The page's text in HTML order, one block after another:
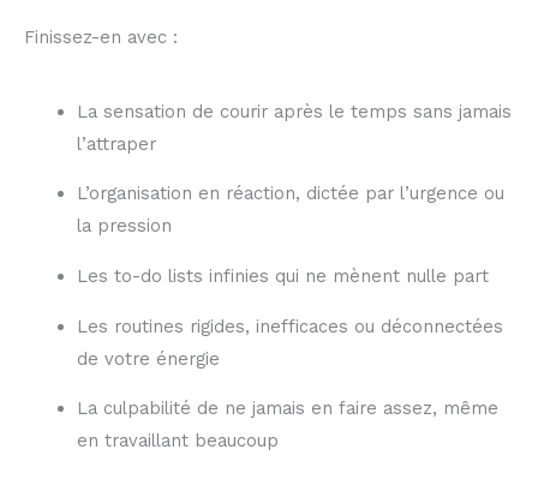
Finissez-en avec :
La sensation de courir après le temps sans jamais
l’attraper
L’organisation en réaction, dictée par l’urgence ou
la pression
Les to-do lists infinies qui ne mènent nulle part
Les routines rigides, inefficaces ou déconnectées
de votre énergie
La culpabilité de ne jamais en faire assez, même
en travaillant beaucoup